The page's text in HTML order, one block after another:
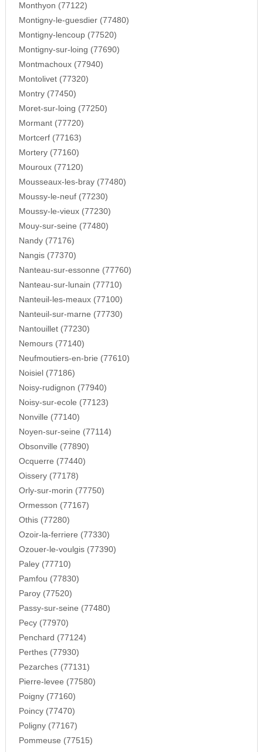
Monthyon (77122)
Montigny-le-guesdier (77480)
Montigny-lencoup (77520)
Montigny-sur-loing (77690)
Montmachoux (77940)
Montolivet (77320)
Montry (77450)
Moret-sur-loing (77250)
Mormant (77720)
Mortcerf (77163)
Mortery (77160)
Mouroux (77120)
Mousseaux-les-bray (77480)
Moussy-le-neuf (77230)
Moussy-le-vieux (77230)
Mouy-sur-seine (77480)
Nandy (77176)
Nangis (77370)
Nanteau-sur-essonne (77760)
Nanteau-sur-lunain (77710)
Nanteuil-les-meaux (77100)
Nanteuil-sur-marne (77730)
Nantouillet (77230)
Nemours (77140)
Neufmoutiers-en-brie (77610)
Noisiel (77186)
Noisy-rudignon (77940)
Noisy-sur-ecole (77123)
Nonville (77140)
Noyen-sur-seine (77114)
Obsonville (77890)
Ocquerre (77440)
Oissery (77178)
Orly-sur-morin (77750)
Ormesson (77167)
Othis (77280)
Ozoir-la-ferriere (77330)
Ozouer-le-voulgis (77390)
Paley (77710)
Pamfou (77830)
Paroy (77520)
Passy-sur-seine (77480)
Pecy (77970)
Penchard (77124)
Perthes (77930)
Pezarches (77131)
Pierre-levee (77580)
Poigny (77160)
Poincy (77470)
Poligny (77167)
Pommeuse (77515)